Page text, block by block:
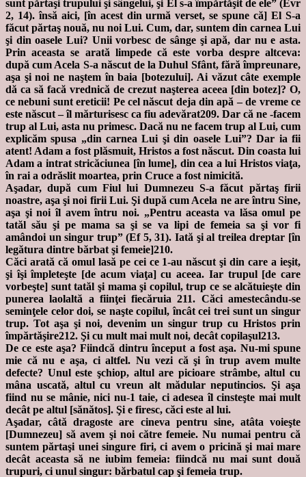
sunt părtaşi trupului şi sângelui, şi El s-a împărtăşit de ele” (Evr
2, 14). însă aici, [în acest din urmă verset, se spune că] El S-a
făcut părtaş nouă, nu noi Lui. Cum, dar, suntem din carnea Lui
şi din oasele Lui? Unii vorbesc de sânge şi apă, dar nu e asta.
Prin aceasta se arată limpede că este vorba despre altceva:
după cum Acela S-a născut de la Duhul Sfânt, fără împreunare,
aşa şi noi ne naştem în baia [botezului]. Ai văzut câte exemple
dă ca să facă vrednică de crezut naşterea aceea [din botez]? O,
ce nebuni sunt ereticii! Pe cel născut deja din apă – de vreme ce
este născut – îl mărturisesc ca fiu adevărat209. Dar că ne -facem
trup al Lui, asta nu primesc. Dacă nu ne facem trup al Lui, cum
explicăm spusa „din carnea Lui şi din oasele Lui”? Dar ia fii
atent! Adam a fost plăsmuit, Hristos a fost născut. Din coasta lui
Adam a intrat stricăciunea [în lume], din cea a lui Hristos viaţa,
în rai a odrăslit moartea, prin Cruce a fost nimicită.
Aşadar, după cum Fiul lui Dumnezeu S-a făcut părtaş firii
noastre, aşa şi noi firii Lui. Şi după cum Acela ne are întru Sine,
aşa şi noi îl avem întru noi. „Pentru aceasta va lăsa omul pe
tatăl său şi pe mama sa şi se va lipi de femeia sa şi vor fi
amândoi un singur trup” (Ef 5, 31). Iată şi al treilea dreptar [în
legătura dintre bărbat şi femeie]210.
Căci arată că omul lasă pe cei ce 1-au născut şi din care a ieşit,
şi îşi împleteşte [de acum viaţa] cu aceea. Iar trupul [de care
vorbeşte] sunt tatăl şi mama şi copilul, trup ce se alcătuieşte din
punerea laolaltă a fiinţei fiecăruia 211. Căci amestecându-se
seminţele celor doi, se naşte copilul, încât cei trei sunt un singur
trup. Tot aşa şi noi, devenim un singur trup cu Hristos prin
împărtăşire212. Şi cu mult mai mult noi, decât copilaşul213.
De ce este aşa? Fiindcă dintru început a fost aşa. Nu-mi spune
mie că nu e aşa, ci altfel. Nu vezi că şi în trup avem multe
defecte? Unul este şchiop, altul are picioare strâmbe, altul cu
mâna uscată, altul cu vreun alt mădular neputincios. Şi aşa
fiind nu se mânie, nici nu-1 taie, ci adesea îl cinsteşte mai mult
decât pe altul [sănătos]. Şi e firesc, căci este al lui.
Aşadar, câtă dragoste are cineva pentru sine, atâta voieşte
[Dumnezeu] să avem şi noi către femeie. Nu numai pentru că
suntem părtaşi unei singure firi, ci avem o pricină şi mai mare
decât aceasta să ne iubim femeia: fiindcă nu mai sunt două
trupuri, ci unul singur: bărbatul cap şi femeia trup.